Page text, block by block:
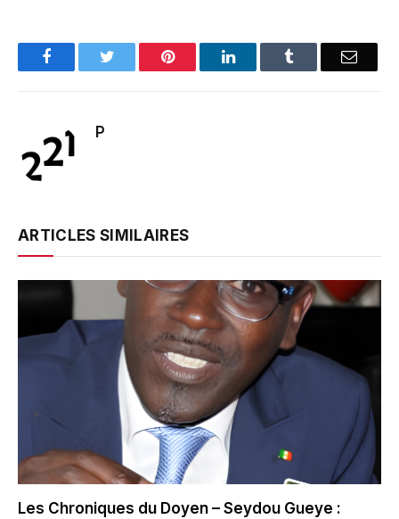
FacebookTwitter Pinterest LinkedInTumblr Email
P
ARTICLES SIMILAIRES
Les Chroniques du Doyen – Seydou Gueye :